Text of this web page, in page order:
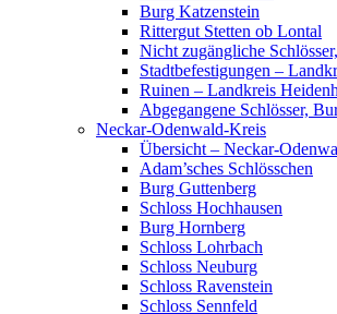
Burg Katzenstein
Rittergut Stetten ob Lontal
Nicht zugängliche
Stadtbefestigungen –
Ruinen – Landkreis
Abgegangene Schlösser,
Neckar-Odenwald-Kreis
Übersicht – Neckar-
Adam’sches Schlösschen
Burg Guttenberg
Schloss Hochhausen
Burg Hornberg
Schloss Lohrbach
Schloss Neuburg
Schloss Ravenstein
Schloss Sennfeld